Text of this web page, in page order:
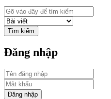
Tìm kiếm
Đăng nhập
Đăng nhập